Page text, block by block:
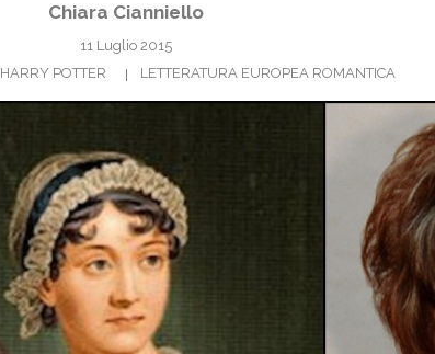
Chiara Cianniello
11 Luglio 2015
HARRY POTTER LETTERATURA EUROPEA ROMANTICA